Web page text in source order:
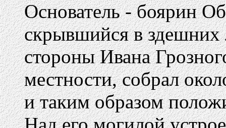
Основатель - боярин
скрывшийся в здешних
стороны Ивана
местности, собрал
и таким образом